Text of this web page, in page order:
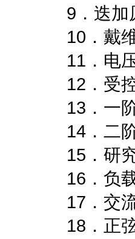
9．迭
10．
11．
12
13
14．二
15．研
16．负
17．交
18．正